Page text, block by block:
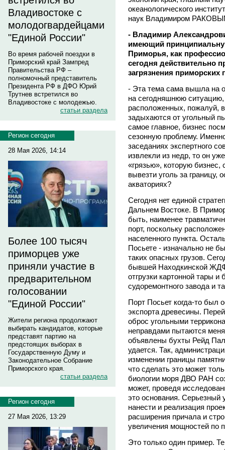
Владивостоке с
молодогвардейцами
"Единой России"
Во время рабочей поездки в
Приморский край Зампред
Правительства РФ –
полномочный представитель
Президента РФ в ДФО Юрий
Трутнев встретился во
Владивостоке с молодежью.
статьи раздела
Регион сегодня
28 Мая 2026, 14:14
Более 100 тысяч
приморцев уже
приняли участие в
предварительном
голосовании
"Единой России"
Жители региона продолжают
выбирать кандидатов, которые
представят партию на
предстоящих выборах в
Государственную Думу и
Законодательное Собрание
Приморского края.
статьи раздела
Регион сегодня
27 Мая 2026, 13:29
океанологического
наук Владимиром
- Владимир
имеющий
Приморья, как
сегодня действительно
загрязнения
- Эта тема сама вышла на
на сегодняшнюю ситуацию,
расположенных, пожалуй,
задыхаются от угольный
самое главное, бизнес
сезонную проблему.
заседаниях экспертного
извлекли из недр, то он
«грязью», которую
вывезти уголь за границу,
акваториях?
Сегодня нет единой
Дальнем Востоке. В
быть, наименее
порт, поскольку
населенного пункта.
Посьете - изначально не
таких опасных грузов.
бывшей Находкинской
отгрузки картонной тары и
судоремонтного завода и
Порт Посьет когда-то был
экспорта древесины.
оброс угольными
неправдами пытаются
объявлены бухты Рейд
удается. Так,
изменении границы
что сделать это может
биологии моря ДВО РАН
может, проведя
это основания.
нанести и реализация
расширения причала и
увеличения мощностей по
Это только один пример.